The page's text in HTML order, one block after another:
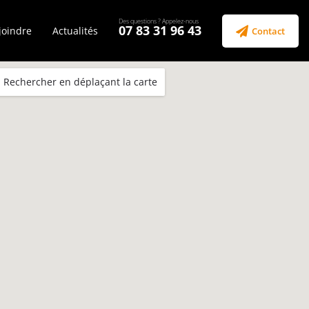
Actualités 07 83 31 96 43 Contact
Rechercher en déplaçant la carte